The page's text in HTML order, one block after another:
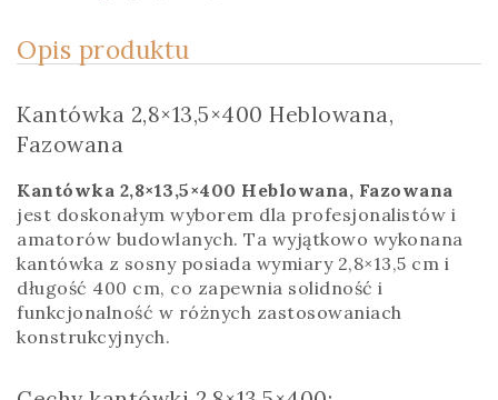
Opis produktu
Kantówka 2,8×13,5×400 Heblowana,
Fazowana
Kantówka 2,8×13,5×400 Heblowana, Fazowana
jest doskonałym wyborem dla profesjonalistów i
amatorów budowlanych. Ta wyjątkowo wykonana
kantówka z sosny posiada wymiary 2,8×13,5 cm i
długość 400 cm, co zapewnia solidność i
funkcjonalność w różnych zastosowaniach
konstrukcyjnych.